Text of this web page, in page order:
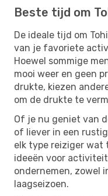
Beste tijd om
De ideale tijd om
van je favoriete
Hoewel sommige
mooi weer en geen
drukte, kiezen
om de drukte te
Of je nu geniet van
of liever in een
elk type reiziger wat
ideeën voor
ondernemen, zowel
laagseizoen.